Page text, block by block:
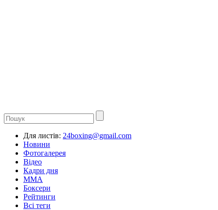
Для листів: 24boxing@gmail.com
Новини
Фотогалерея
Відео
Кадри дня
ММА
Боксери
Рейтинги
Всі теги